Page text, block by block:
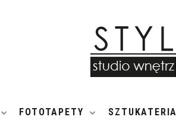
FOTOTAPETY SZTUKATERIA